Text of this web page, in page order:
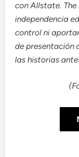
con Allstate.
independencia
control ni
de presentación
las historias